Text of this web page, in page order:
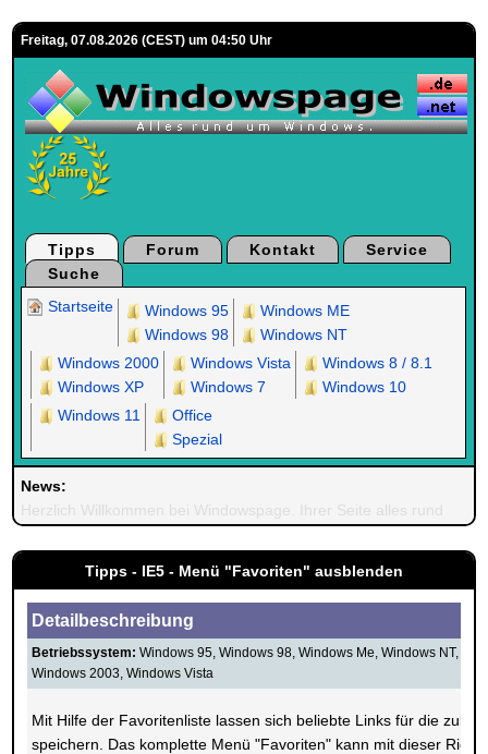
Freitag, 07.08.2026 (CEST) um 04:50 Uhr
Tipps Forum Kontakt
Service
Suche
Startseite
Windows 95
Windows 98
Windows ME
Windows NT
Windows 2000
Windows XP
Windows Vista
Windows 7
Windows 8 / 8.1
Windows 10
Windows 11
Office
Spezial
News:
Herzlich Willkommen bei Windowspage. Ihrer Seite alles rund um
Tipps - IE5 - Menü "Favoriten" ausblenden
Detailbeschreibung
Betriebssystem: Windows 95, Windows 98, Windows Me, Windows NT,
Windows 2003, Windows Vista
Mit Hilfe der Favoritenliste lassen sich beliebte Links für die
speichern. Das komplette Menü "Favoriten" kann mit dieser